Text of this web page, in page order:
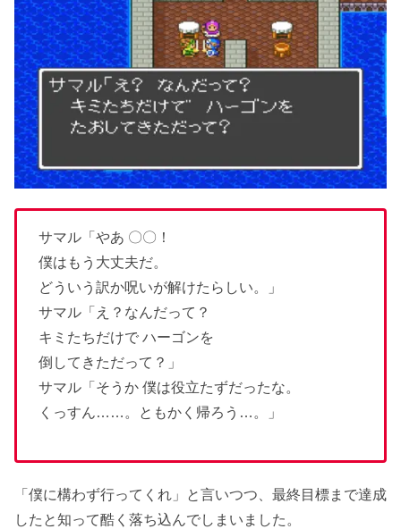
サマル「やあ 〇〇！
僕はもう大丈夫だ。
どういう訳か呪いが解けたらしい。」
サマル「え？なんだって？
キミたちだけで ハーゴンを
倒してきただって？」
サマル「そうか 僕は役立たずだったな。
くっすん……。ともかく帰ろう…。」
「僕に構わず行ってくれ」と言いつつ、最終目標まで達成
したと知って酷く落ち込んでしまいました。